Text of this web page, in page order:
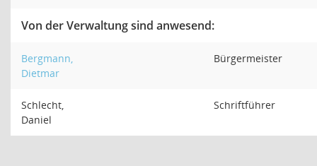
Von der Verwaltung sind anwesend:
Bergmann,
Dietmar
Bürgermeister
Schlecht,
Daniel
Schriftführer